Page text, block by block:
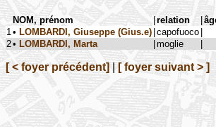
NOM, prénom |relation |
1 • LOMBARDI, Giuseppe (Gius.e) |capofuoco |
2• LOMBARDI, Marta |moglie |
[ < foyer précédent] [ foyer suivant > ]